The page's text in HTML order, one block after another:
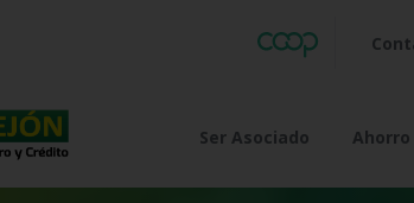
Ser Asociado Ahorro